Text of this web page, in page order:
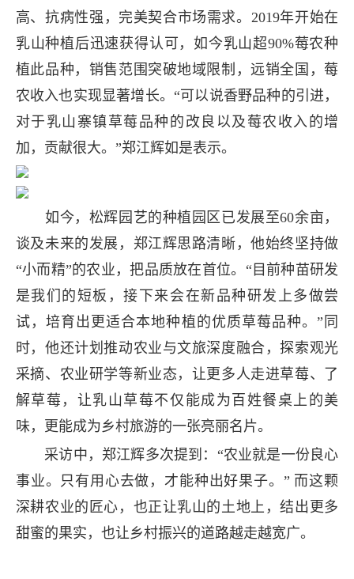
高、抗病性强，完美契合市场需求。2019年开始在
乳山种植后迅速获得认可，如今乳山超90%莓农种
植此品种，销售范围突破地域限制，远销全国，莓
农收入也实现显著增长。“可以说香野品种的引进，
对于乳山寨镇草莓品种的改良以及莓农收入的增
加，贡献很大。”郑江辉如是表示。
如今，松辉园艺的种植园区已发展至60余亩，
谈及未来的发展，郑江辉思路清晰，他始终坚持做
“小而精”的农业，把品质放在首位。“目前种苗研发
是我们的短板，接下来会在新品种研发上多做尝
试，培育出更适合本地种植的优质草莓品种。”同
时，他还计划推动农业与文旅深度融合，探索观光
采摘、农业研学等新业态，让更多人走进草莓、了
解草莓，让乳山草莓不仅能成为百姓餐桌上的美
味，更能成为乡村旅游的一张亮丽名片。
采访中，郑江辉多次提到：“农业就是一份良心
事业。只有用心去做，才能种出好果子。” 而这颗
深耕农业的匠心，也正让乳山的土地上，结出更多
甜蜜的果实，也让乡村振兴的道路越走越宽广。